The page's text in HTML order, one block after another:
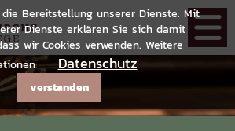
Bereitstellung unserer Dienste. Mit
Dienste erklären Sie sich damit
wir Cookies verwenden. Weitere
Datenschutz
verstanden